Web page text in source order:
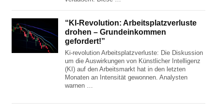
“KI-Revolution: Arbeitsplatzverluste
drohen – Grundeinkommen
gefordert!”
Ki-revolution Arbeitsplatzverluste: Die Diskussion
um die Auswirkungen von Künstlicher Intelligenz
(KI) auf den Arbeitsmarkt hat in den letzten
Monaten an Intensität gewonnen. Analysten
warnen …